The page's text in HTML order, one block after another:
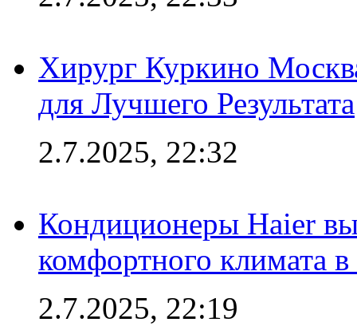
Хирург Куркино
для Лучшего Результата
2.7.2025, 22:32
Кондиционеры Haier
комфортного климата
2.7.2025, 22:19